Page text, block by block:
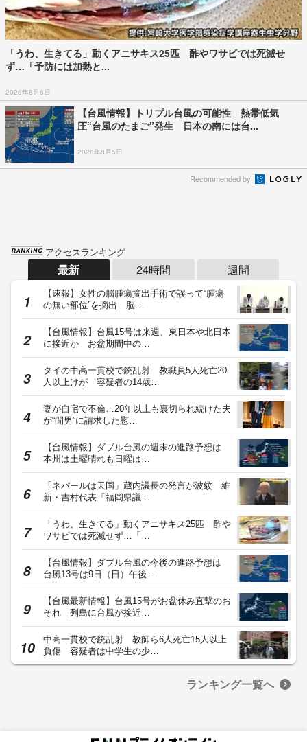
「うわ、生きてる」動くアニサキス25匹 酢やワサビでは死滅せ
ず…「予防には加熱と...
2026年8月6日
【台風情報】トリプル台風の可能性 熱帯低気
圧“台風のたまご”発生 日本の南には台...
2026年8月5日
Recommended by
アクセスランキング
最新 24時間 週間
【速報】女性の脳腫瘍摘出手術で誤って“腫瘍
の無い部位”を摘出 脳…
【台風情報】台風15号は来週、東日本や北日本
に接近か お盆期間中の…
タイの中高一貫校で銃乱射 教職員5人死亡20
人以上けが 容疑者の14歳…
妻が自宅で不倫…20年以上も裏切られ続けた夫
が“間男”に請求した慰…
【台風情報】ダブル台風の週末の進路予想は
本州は土曜晴れも日曜は…
「ネパールは天国」蔵内議長の発言が波紋 維
新・吉村代表「福岡県議…
「うわ、生きてる」動くアニサキス25匹 酢や
ワサビでは死滅せず…「…
【台風情報】ダブル台風の今後の進路予想は
台風13号は9日（日）午後…
【台風最新情報】台風15号がお盆休み直撃のお
それ 列島に台風が接近…
中高一貫校で銃乱射 教師ら6人死亡15人以上
負傷 容疑者は中学生の少…
ランキング一覧へ